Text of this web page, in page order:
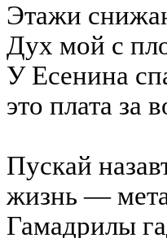
Этажи
Дух мой с
У Есенина
это плата за
Пускай
жизнь —
Гамадрилы